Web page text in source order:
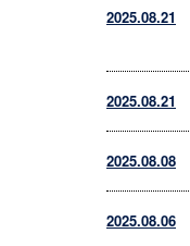
2025.08.21
2025.08.21
2025.08.08
2025.08.06